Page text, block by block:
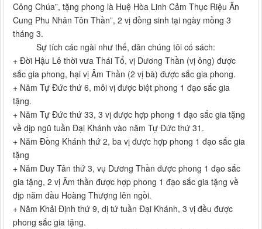
Công Chúa”, tặng phong là Huệ Hòa Linh Cảm Thục Riệu Ân
Cung Phu Nhân Tôn Thần”, 2 vị đồng sinh tại ngày mồng 3
tháng 3.
Sự tích các ngài như thế, dân chúng tôi có sách:
+ Đời Hậu Lê thời vưa Thái Tổ, vị Dương Thần (vị ông) được
sắc gia phong, hại vị Âm Thần (2 vị bà) được sắc gia phong.
+ Năm Tự Đức thứ 6, mỗi vị được biệt phong 1 đạo sắc gia
tặng.
+ Năm Tự Đức thứ 33, 3 vị được hợp phong 1 đạo sắc gia tặng
về dịp ngũ tuần Đại Khánh vào năm Tự Đức thứ 31.
+ Năm Đồng Khánh thứ 2, ba vị được hợp phong 1 đạo sắc gia
tặng
+ Năm Duy Tân thứ 3, vụ Dương Thần được phong 1 đạo sắc
gia tặng, 2 vị Âm thần được hợp phong 1 đạo sắc gia tặng về
dịp năm đầu Hoàng Thượng lên ngồi.
+ Năm Khải Định thứ 9, dị tứ tuần Đại Khánh, 3 vị đều được
phong sắc gia tặng.